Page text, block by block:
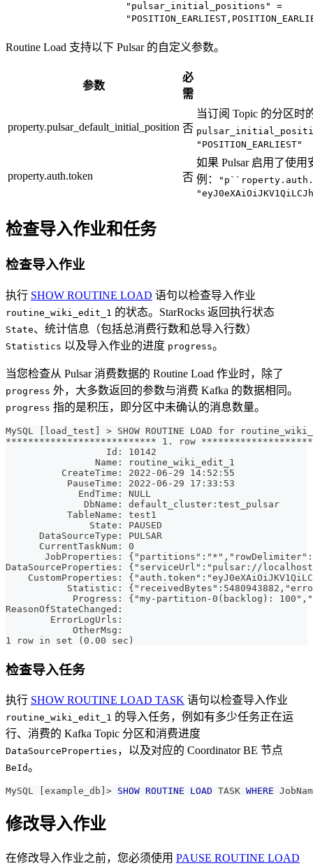
"pulsar_initial_positions" =
Routine Load 支持以下 Pulsar 的自定义参数。
参数
必
需
property.pulsar_default_initial_position 否
当订阅 Topic 的分区
"POSITION_EARLIEST"
property.auth.token 否
如果 Pulsar 启用了使
例：
检查导入作业和任务
检查导入作业
执行 SHOW ROUTINE LOAD 语句以检查导入作业
routine_wiki_edit_1 的状态。StarRocks 返回执行状态
State、统计信息（包括总消费行数和总导入行数）
Statistics 以及导入作业的进度 progress。
当您检查从 Pulsar 消费数据的 Routine Load 作业时，除了
progress 外，大多数返回的参数与消费 Kafka 的数据相同。
progress 指的是积压，即分区中未确认的消息数量。
MySQL [load_test] > SHOW ROUTINE LOAD for
*************************** 1. row
                  Id: 10142
                Name: routine_wiki_edit_1
          CreateTime: 2022-06-29 14:52:55
           PauseTime: 2022-06-29 17:33:53
             EndTime: NULL
              DbName: default_cluster:test_pulsar
           TableName: test1
               State: PAUSED
      DataSourceType: PULSAR
      CurrentTaskNum: 0
JobProperties:
DataSourceProperties: {"serviceUrl":"pulsar://
CustomProperties:
Statistic:
Progress: {"my-partition-0(backlog):
ReasonOfStateChanged:
        ErrorLogUrls:
            OtherMsg:
1 row in set (0.00 sec)
检查导入任务
执行 SHOW ROUTINE LOAD TASK 语句以检查导入作业
routine_wiki_edit_1 的导入任务，例如有多少任务正在运
行、消费的 Kafka Topic 分区和消费进度
DataSourceProperties ，以及对应的 Coordinator BE 节点
BeId。
MySQL example_db > SHOW ROUTINE LOAD TASK WHERE
修改导入作业
在修改导入作业之前，您必须使用 PAUSE ROUTINE LOAD